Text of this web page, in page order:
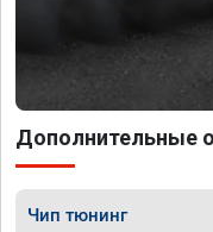
Дополнительные
Чип тюнинг